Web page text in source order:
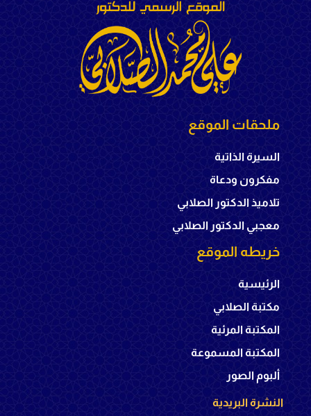
ملحقات الموقع
السيرة الذاتية
مفكرون ودعاة
تلاميذ الدكتور الصلابي
معجبي الدكتور الصلابي
خريطه الموقع
الرئيسية
مكتبة الصلابي
المكتبة المرئية
المكتبة المسموعة
ألبوم الصور
النشرة البريدية